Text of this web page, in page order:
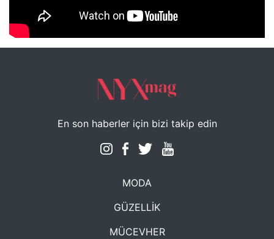
NYXmag 2. Yaş Kutlama Etkinliği
En son haberler için bizi takip edin
MODA
GÜZELLİK
MÜCEVHER